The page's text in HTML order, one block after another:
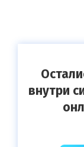
внутри